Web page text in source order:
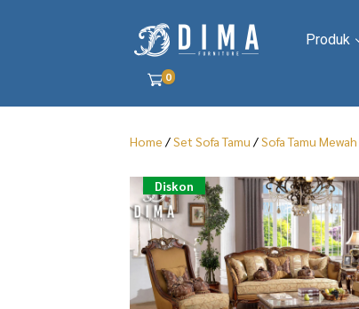
Produk
0
Home /Set Sofa Tamu /Sofa Tamu Mewah
Diskon